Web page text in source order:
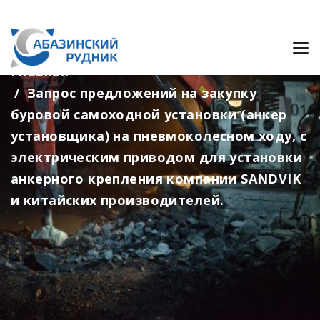
Закупки
Главная
Запрос предложений на закупку
буровой самоходной установки (анкер
установщика) на пневмоколесном ходу, с
электрическим приводом для установки
анкерного крепления компании SANDVIK
и китайских производителей.